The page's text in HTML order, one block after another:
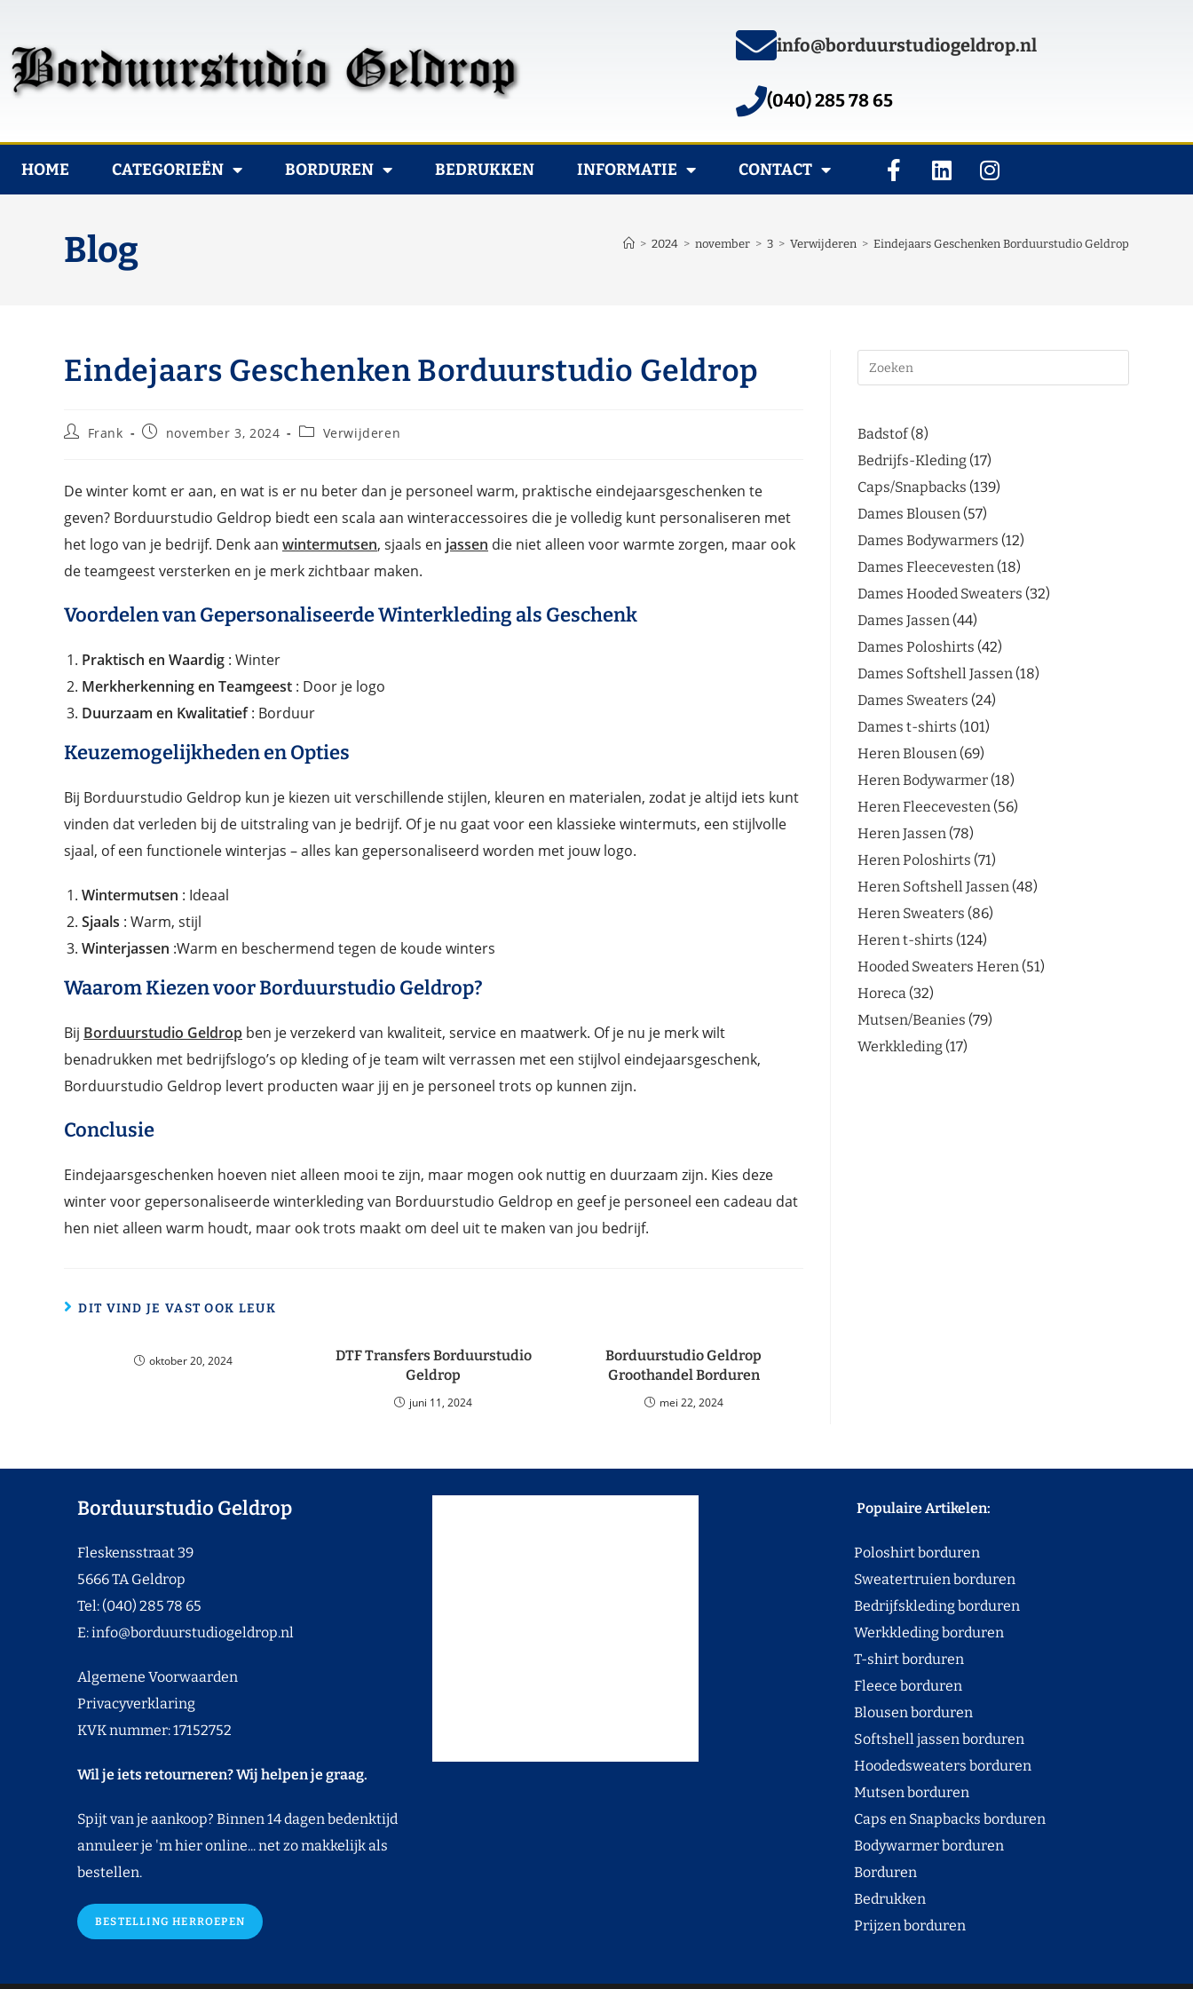
info@borduurstudiogeldrop.nl
(040) 285 78 65
HOME CATEGORIEËN BORDUREN BEDRUKKEN INFORMATIE CONTACT
Blog > 2024 > november > 3 > Verwijderen > Eindejaars Geschenken Borduurstudio Geldrop
Eindejaars Geschenken Borduurstudio Geldrop
Frank november 3, 2024 Verwijderen
De winter komt er aan, en wat is er nu beter dan je personeel warm, praktische eindejaarsgeschenken te
geven? Borduurstudio Geldrop biedt een scala aan winteraccessoires die je volledig kunt personaliseren met
het logo van je bedrijf. Denk aan wintermutsen, sjaals en jassen die niet alleen voor warmte zorgen, maar ook
de teamgeest versterken en je merk zichtbaar maken.
Voordelen van Gepersonaliseerde Winterkleding als Geschenk
Praktisch en Waardig : Winter
Merkherkenning en Teamgeest : Door je logo
Duurzaam en Kwalitatief: Borduur
Keuzemogelijkheden en Opties
Bij Borduurstudio Geldrop kun je kiezen uit verschillende stijlen, kleuren en materialen, zodat je altijd iets kunt
vinden dat verleden bij de uitstraling van je bedrijf. Of je nu gaat voor een klassieke wintermuts, een stijlvolle
sjaal, of een functionele winterjas – alles kan gepersonaliseerd worden met jouw logo.
Wintermutsen : Ideaal
Sjaals : Warm, stijl
Winterjassen :Warm en beschermend tegen de koude winters
Waarom Kiezen voor Borduurstudio Geldrop?
Bij Borduurstudio Geldrop ben je verzekerd van kwaliteit, service en maatwerk. Of je nu je merk wilt
benadrukken met bedrijfslogo’s op kleding of je team wilt verrassen met een stijlvol eindejaarsgeschenk,
Borduurstudio Geldrop levert producten waar jij en je personeel trots op kunnen zijn.
Conclusie
Eindejaarsgeschenken hoeven niet alleen mooi te zijn, maar mogen ook nuttig en duurzaam zijn. Kies deze
winter voor gepersonaliseerde winterkleding van Borduurstudio Geldrop en geef je personeel een cadeau dat
hen niet alleen warm houdt, maar ook trots maakt om deel uit te maken van jou bedrijf.
DIT VIND JE VAST OOK LEUK
oktober 20, 2024
DTF Transfers Borduurstudio
Geldrop
juni 11, 2024
Borduurstudio Geldrop
Groothandel Borduren
mei 22, 2024
Badstof 8
Bedrijfs-Kleding 17
Caps/Snapbacks 139
Dames Blousen 57
Dames Bodywarmers 12
Dames Fleecevesten 18
Dames Hooded Sweaters 32
Dames Jassen 44
Dames Poloshirts 42
Dames Softshell Jassen 18
Dames Sweaters 24
Dames t-shirts 101
Heren Blousen 69
Heren Bodywarmer 18
Heren Fleecevesten 56
Heren Jassen 78
Heren Poloshirts 71
Heren Softshell Jassen 48
Heren Sweaters 86
Heren t-shirts 124
Hooded Sweaters Heren 51
Horeca 32
Mutsen/Beanies 79
Werkkleding 17
Borduurstudio Geldrop
Fleskensstraat 39
5666 TA Geldrop
Tel: (040) 285 78 65
E:info@borduurstudiogeldrop.nl
Algemene Voorwaarden
Privacyverklaring
KVK nummer: 17152752
Wil je iets retourneren? Wij helpen je graag.
Spijt van je aankoop? Binnen 14 dagen bedenktijd
annuleer je 'm hier online... net zo makkelijk als
bestellen.
BESTELLING HERROEPEN
Populaire Artikelen:
Poloshirt borduren
Sweatertruien borduren
Bedrijfskleding borduren
Werkkleding borduren
T-shirt borduren
Fleece borduren
Blousen borduren
Softshell jassen borduren
Hoodedsweaters borduren
Mutsen borduren
Caps en Snapbacks borduren
Bodywarmer borduren
Borduren
Bedrukken
Prijzen borduren